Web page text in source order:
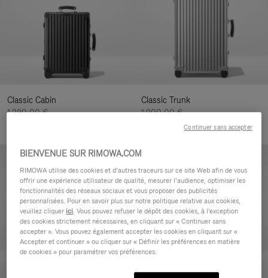
Classic Cabin
1.280,00 €
Classic Trunk
1.900,00 €
Personnaliser
BIENVENUE SUR RIMOWA.COM
RIMOWA utilise des cookies et d’autres traceurs sur ce site Web afin de vous
offrir une expérience utilisateur de qualité, mesurer l’audience, optimiser les
fonctionnalités des réseaux sociaux et vous proposer des publicités
personnalisées. Pour en savoir plus sur notre politique relative aux cookies,
veuillez cliquer ici. Vous pouvez refuser le dépôt des cookies, à l'exception
des cookies strictement nécessaires, en cliquant sur « Continuer sans
accepter ». Vous pouvez également accepter les cookies en cliquant sur «
Accepter et continuer » ou cliquer sur « Définir les préférences en matière
de cookies » pour paramétrer vos préférences.
Continuer sans accepter